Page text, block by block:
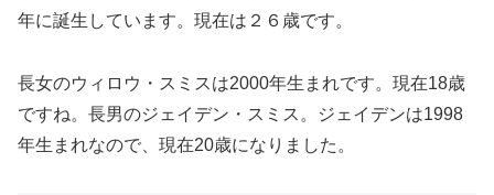
年に誕生しています。現在は２６歳です。
長女のウィロウ・スミスは2000年生まれです。現在18歳
ですね。長男のジェイデン・スミス。ジェイデンは1998
年生まれなので、現在20歳になりました。